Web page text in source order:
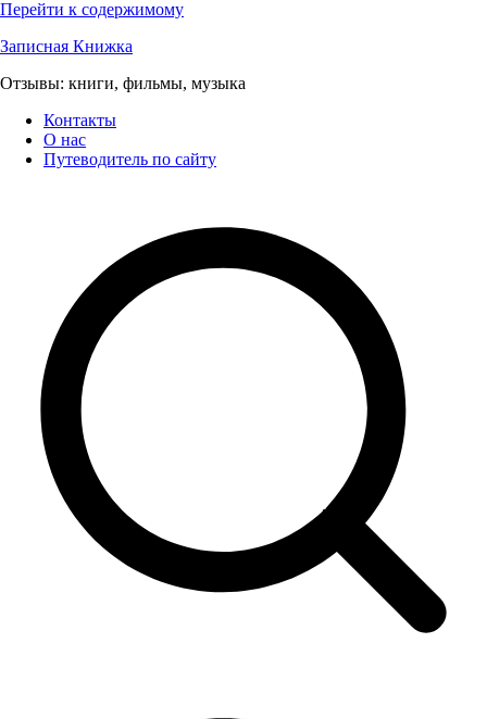
Перейти к содержимому
Записная Книжка
Отзывы: книги, фильмы, музыка
Контакты
О нас
Путеводитель по сайту